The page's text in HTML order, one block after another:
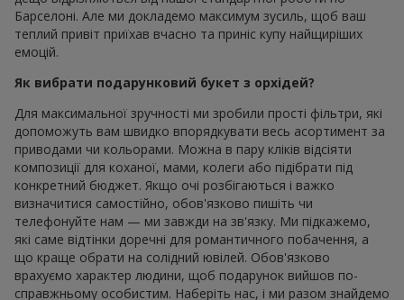
Барселоні. Але ми докладемо максимум зусиль, щоб ваш
теплий привіт приїхав вчасно та приніс купу найщиріших
емоцій.
Як вибрати подарунковий букет з орхідей?
Для максимальної зручності ми зробили прості фільтри, які
допоможуть вам швидко впорядкувати весь асортимент за
приводами чи кольорами. Можна в пару кліків відсіяти
композиції для коханої, мами, колеги або підібрати під
конкретний бюджет. Якщо очі розбігаються і важко
визначитися самостійно, обов'язково пишіть чи
телефонуйте нам — ми завжди на зв'язку. Ми підкажемо,
які саме відтінки доречні для романтичного побачення, а
що краще обрати на солідний ювілей. Обов'язково
врахуємо характер людини, щоб подарунок вийшов по-
справжньому особистим. Наберіть нас, і ми разом знайдемо